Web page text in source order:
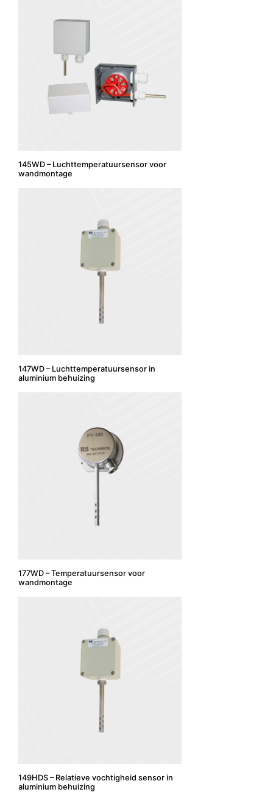
145WD – Luchttemperatuursensor voor
wandmontage
147WD – Luchttemperatuursensor in
aluminium behuizing
177WD – Temperatuursensor voor
wandmontage
149HDS – Relatieve vochtigheid sensor in
aluminium behuizing